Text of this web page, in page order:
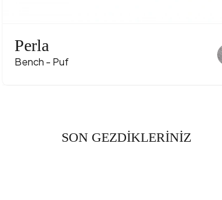
Perla
Bench - Puf
SON GEZDİKLERİNİZ